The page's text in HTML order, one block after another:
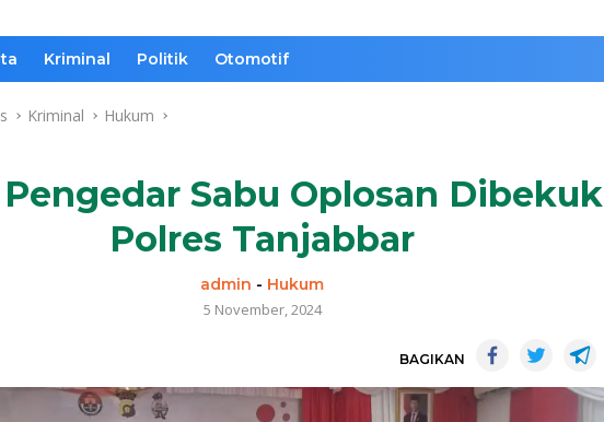
Kriminal Politik Otomotif
Kriminal Hukum
Pengedar Sabu Oplosan Dibekuk
Polres Tanjabbar
admin - Hukum
5 November, 2024
BAGIKAN